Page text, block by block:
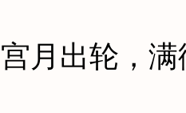
出轮，满